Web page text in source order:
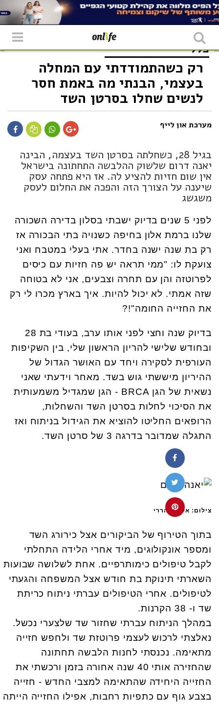
כללי
רק כשהתמודדתי עם המחלה
בעצמי, הבנתי מה באמת חסר
לנשים שחלו בסרטן השד
מערכת און לייף
בגיל 28, כשחלתה בסרטן השד בעצמה, הבינה
יאנה דרום שלשוק ההלבשה התחתונה בישראל
אין שום חזיות להציע לה. אז היא פתחה עסק
שיענה על הצורך הזה והפכה את החלום לעסק
משגשג
לפני 5 שנים בדיוק ישבתי בסלון בדירה השכורה
שלנו ברמת אלון בחיפה כשנויה בתי הבכורה אז
רק בת שנה ישנה בחדר. אתי בעלי במטבח ואני
צועקת לו: "ממי תראה יש פה חזיות עם כיסים
לפרוטזה והן עם תחרה וצבעים, אני לא בטוחה
שזה אמתי. לא יכול להיות. איך בארץ מכרו לי רק
את החזייה החומה?!"
בדיוק שנה וחצי לפני אותו ערב, בעודי בת 28
ובחודש שלישי להריון הראשון שלי, בין השקיפות
העורפית לסקירה ויחד עם האושר הגדול של
ההיריון מיששתי גוש בשד. מאחר וידעתי שאני
נשאית של הגן BRCA - הגן שמגדיל משמעותית
את הסיכוי לחלות בסרטן השד והשחלות,
הרופאים החליטו להוציא את הגידול בניתוח ואז
התגלה שמדובר בדרגה 3 של סרטן השד.
צילום: אלינור הררי
בתוך הטירוף של הביקורים אצל כירורג השד
ומספר אונקולוגים, מיד אחרי הלידה התחלתי
לקבל טיפולים כימותרפיים. אחת לשלושה שבועות
השארתי תינוקת בת חודש אצל המשפחה והגעתי
לטיפולים. אחרי הטיפולים עברתי ניתוח כריתת
שד ו- 38 הקרנות.
במהלך הניתוח עברתי שחזור שד שלצערי נכשל.
נאלצתי לרכוש לעצמי פרוטזת שד ולחפש חזייה
מתאימה. נכנסתי לחנות הלבשה תחתונה
שהחזירה אותי 40 שנה אחורה בזמן ורכשתי את
החזייה היחידה שהתאימה למצבי החדש - חזייה
בצבע גוף עם כתפיות רחבות, אפילו החזייה הייתה